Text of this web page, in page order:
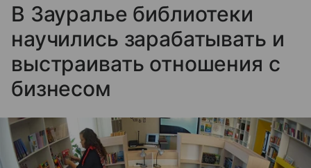
В Зауралье библиотеки
научились зарабатывать и
выстраивать отношения с
бизнесом